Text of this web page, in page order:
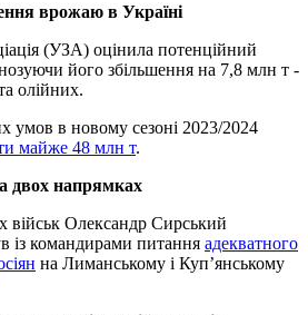
врожаю в Україні
(УЗА) оцінила потенційний
його збільшення на 7,8 млн т -
олійних.
умов в новому сезоні 2023/2024
майже 48 млн т.
двох напрямках
військ Олександр Сирський
із командирами питання адекватного
на Лиманському і Купʼянському